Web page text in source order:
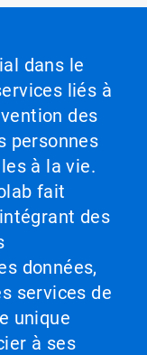
dans le
liés à
des
personnes
à la vie.
fait
des
données,
services de
unique
à ses